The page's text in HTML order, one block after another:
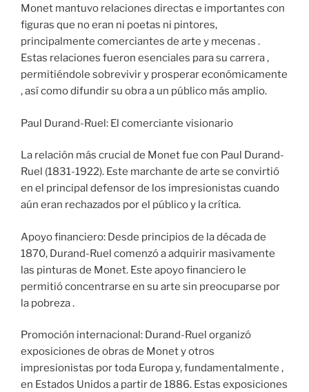
Monet mantuvo relaciones directas e importantes con
figuras que no eran ni poetas ni pintores,
principalmente comerciantes de arte y mecenas .
Estas relaciones fueron esenciales para su carrera ,
permitiéndole sobrevivir y prosperar económicamente
, así como difundir su obra a un público más amplio.
Paul Durand-Ruel: El comerciante visionario
La relación más crucial de Monet fue con Paul Durand-
Ruel (1831-1922). Este marchante de arte se convirtió
en el principal defensor de los impresionistas cuando
aún eran rechazados por el público y la crítica.
Apoyo financiero: Desde principios de la década de
1870, Durand-Ruel comenzó a adquirir masivamente
las pinturas de Monet. Este apoyo financiero le
permitió concentrarse en su arte sin preocuparse por
la pobreza .
Promoción internacional: Durand-Ruel organizó
exposiciones de obras de Monet y otros
impresionistas por toda Europa y, fundamentalmente ,
en Estados Unidos a partir de 1886. Estas exposiciones